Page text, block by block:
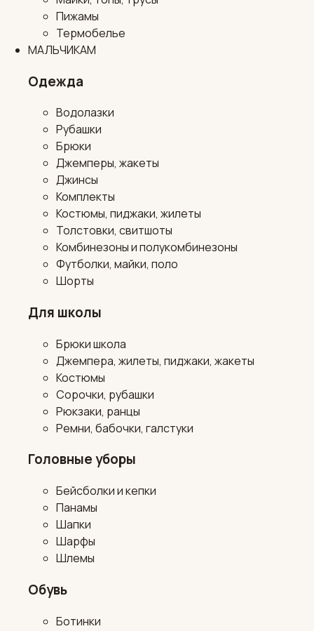
Пижамы
Термобелье
МАЛЬЧИКАМ
Одежда
Водолазки
Рубашки
Брюки
Джемперы, жакеты
Джинсы
Комплекты
Костюмы, пиджаки, жилеты
Толстовки, свитшоты
Комбинезоны и полукомбинезоны
Футболки, майки, поло
Шорты
Для школы
Брюки школа
Джемпера, жилеты, пиджаки, жакеты
Костюмы
Сорочки, рубашки
Рюкзаки, ранцы
Ремни, бабочки, галстуки
Головные уборы
Бейсболки и кепки
Панамы
Шапки
Шарфы
Шлемы
Обувь
Ботинки